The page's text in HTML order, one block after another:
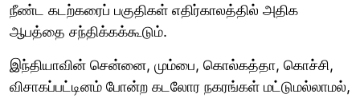
நீண்ட கடற்கரைப் பகுதிகள் எதிர்காலத்தில் அதிக
ஆபத்தை சந்திக்கக்கூடும்.
இந்தியாவின் சென்னை, மும்பை, கொல்கத்தா, கொச்சி,
விசாகப்பட்டினம் போன்ற கடலோர நகரங்கள் மட்டுமல்லாமல்,